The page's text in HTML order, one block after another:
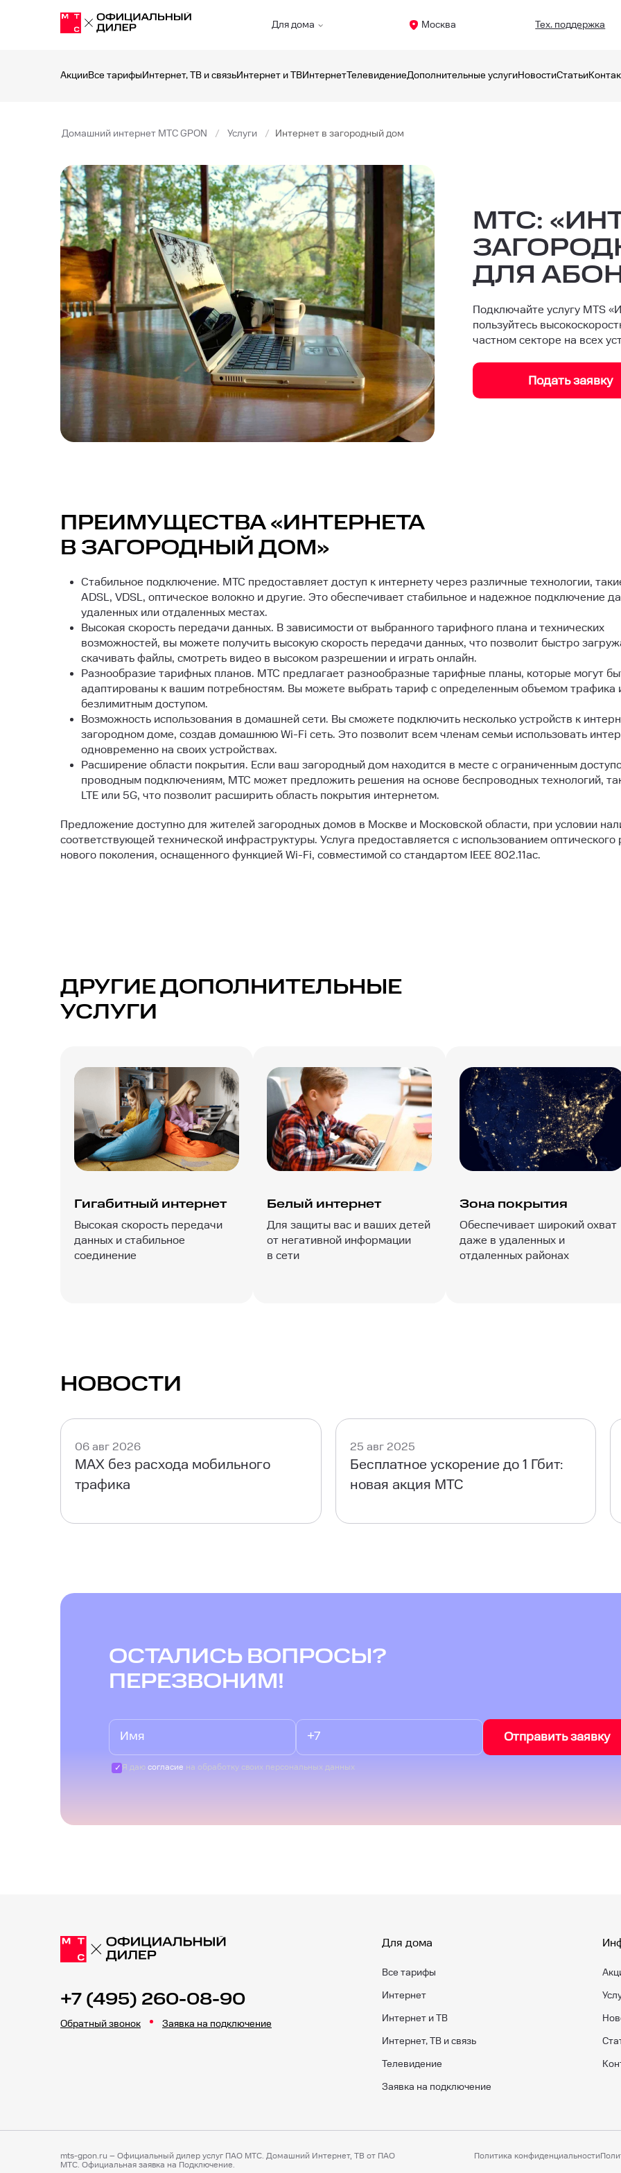
Для дома Москва Тех. поддержка
АкцииВсе тарифыИнтернет, ТВ и связьИнтернет и ТВИнтернетТелевидениеДополнительные услугиНовостиСтатьи
Домашний интернет МТС GPON Услуги Интернет в загородный дом
МТС:
ДЛЯ
Подключайте услугу MTS
пользуйтесь
частном секторе на всех
Подать заявку
ПРЕИМУЩЕСТВА «ИНТЕРНЕТА
В ЗАГОРОДНЫЙ ДОМ»
Стабильное подключение. МТС предоставляет доступ к интернету через различные технологии,
ADSL, VDSL, оптическое волокно и другие. Это обеспечивает стабильное и надежное подключение
удаленных или отдаленных местах.
Высокая скорость передачи данных. В зависимости от выбранного тарифного плана и технических
возможностей, вы можете получить высокую скорость передачи данных, что позволит быстро
скачивать файлы, смотреть видео в высоком разрешении и играть онлайн.
Разнообразие тарифных планов. МТС предлагает разнообразные тарифные планы, которые могут
адаптированы к вашим потребностям. Вы можете выбрать тариф с определенным объемом трафика
безлимитным доступом.
Возможность использования в домашней сети. Вы сможете подключить несколько устройств к
загородном доме, создав домашнюю Wi-Fi сеть. Это позволит всем членам семьи использовать
одновременно на своих устройствах.
Расширение области покрытия. Если ваш загородный дом находится в месте с ограниченным
проводным подключениям, МТС может предложить решения на основе беспроводных технологий,
LTE или 5G, что позволит расширить область покрытия интернетом.
Предложение доступно для жителей загородных домов в Москве и Московской области, при условии
соответствующей технической инфраструктуры. Услуга предоставляется с использованием оптического
нового поколения, оснащенного функцией Wi-Fi, совместимой со стандартом IEEE 802.11ac.
ДРУГИЕ ДОПОЛНИТЕЛЬНЫЕ
УСЛУГИ
Гигабитный интернет
Высокая скорость передачи
данных и стабильное
соединение
Белый интернет
Для защиты вас и ваших детей
от негативной информации
в сети
Зона покрытия
Обеспечивает широкий охват
даже в удаленных и
отдаленных районах
НОВОСТИ
06 авг 2026
MAX без расхода мобильного
трафика
25 авг 2025
Бесплатное ускорение до 1 Гбит:
новая акция МТС
ОСТАЛИСЬ ВОПРОСЫ?
ПЕРЕЗВОНИМ!
Отправить заявку
Я даю согласие на обработку своих персональных данных
+7 (495) 260-08-90
Обратный звонок Заявка на подключение
Для дома
Все тарифы
Интернет
Интернет и ТВ
Интернет, ТВ и связь
Телевидение
Заявка на подключение
mts-gpon.ru – Официальный дилер услуг ПАО МТС. Домашний Интернет, ТВ от ПАО
МТС. Официальная заявка на Подключение.
Политика конфиденциальности